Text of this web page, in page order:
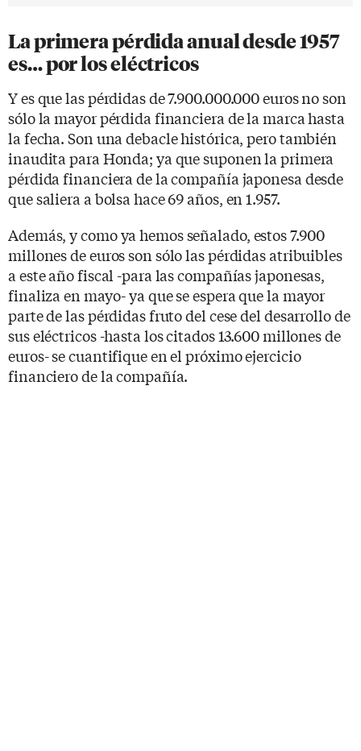
La primera pérdida anual desde 1957
es… por los eléctricos
Y es que las pérdidas de 7.900.000.000 euros no son
sólo la mayor pérdida financiera de la marca hasta
la fecha. Son una debacle histórica, pero también
inaudita para Honda; ya que suponen la primera
pérdida financiera de la compañía japonesa desde
que saliera a bolsa hace 69 años, en 1.957.
Además, y como ya hemos señalado, estos 7.900
millones de euros son sólo las pérdidas atribuibles
a este año fiscal -para las compañías japonesas,
finaliza en mayo- ya que se espera que la mayor
parte de las pérdidas fruto del cese del desarrollo de
sus eléctricos -hasta los citados 13.600 millones de
euros- se cuantifique en el próximo ejercicio
financiero de la compañía.